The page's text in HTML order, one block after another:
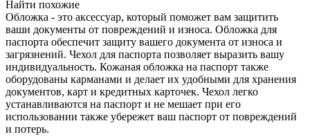
Найти похожие
Обложка - это аксессуар, который поможет вам защитить
ваши документы от повреждений и износа. Обложка для
паспорта обеспечит защиту вашего документа от износа и
загрязнений. Чехол для паспорта позволяет выразить вашу
индивидуальность. Кожаная обложка на паспорт также
оборудованы карманами и делает их удобными для хранения
документов, карт и кредитных карточек. Чехол легко
устанавливаются на паспорт и не мешает при его
использовании также убережет ваш паспорт от повреждений
и потерь.